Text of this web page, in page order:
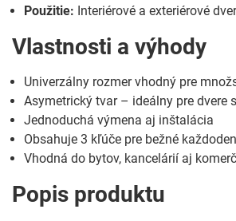
Použitie: Interiérové a exteriérové
Vlastnosti a výhody
Univerzálny rozmer vhodný pre
Asymetrický tvar – ideálny pre dvere
Jednoduchá výmena aj inštalácia
Obsahuje 3 kľúče pre bežné
Vhodná do bytov, kancelárií aj
Popis produktu